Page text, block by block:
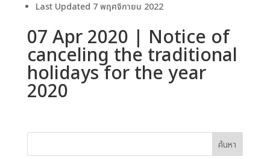
Last Updated 7 พฤศจิกายน 2022
07 Apr 2020 | Notice of
canceling the traditional
holidays for the year
2020
ค้นหา